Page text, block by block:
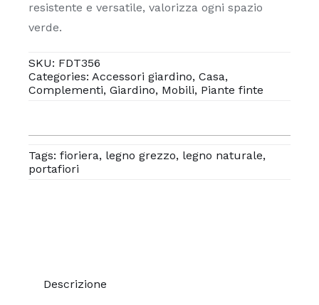
resistente e versatile, valorizza ogni spazio
verde.
SKU: FDT356
Categories: Accessori giardino, Casa,
Complementi, Giardino, Mobili, Piante finte
Tags: fioriera, legno grezzo, legno naturale,
portafiori
Descrizione